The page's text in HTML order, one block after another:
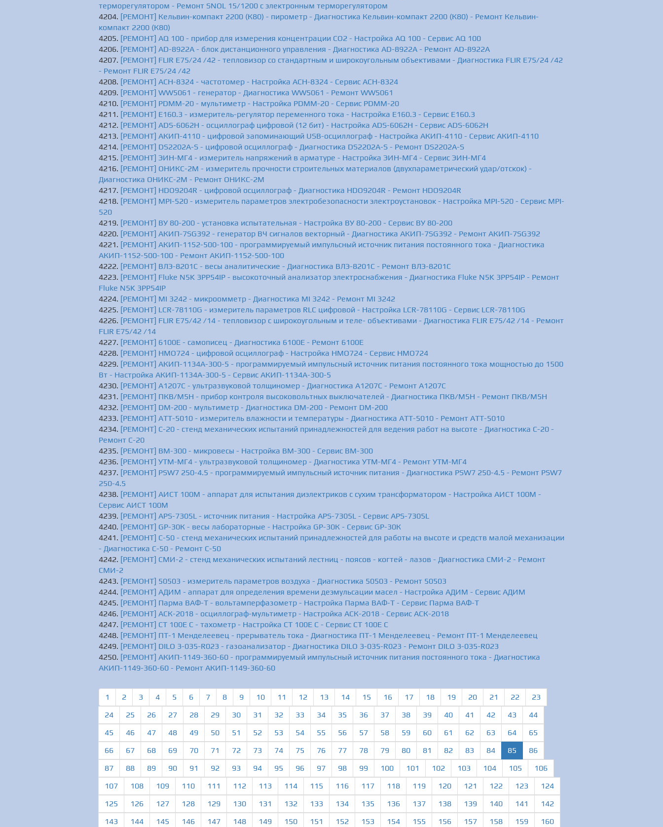
терморегулятором - Ремонт SNOL 15/1200 с электронным терморегулятором
[РЕМОНТ] Кельвин-компакт 2200 (К80) - пирометр - Диагностика Кельвин-компакт 2200 (К80) - Ремонт Кельвин-
компакт 2200 (К80)
[РЕМОНТ] AQ 100 - прибор для измерения концентрации СО2 - Настройка AQ 100 - Сервис AQ 100
[РЕМОНТ] AD-8922A - блок дистанционного управления - Диагностика AD-8922A - Ремонт AD-8922A
[РЕМОНТ] FLIR E75/24 /42 - тепловизор со стандартным и широкоугольным объективами - Диагностика FLIR E75/24 /42
- Ремонт FLIR E75/24 /42
[РЕМОНТ] АСН-8324 - частотомер - Настройка АСН-8324 - Сервис АСН-8324
[РЕМОНТ] WW5061 - генератор - Диагностика WW5061 - Ремонт WW5061
[РЕМОНТ] PDMM-20 - мультиметр - Настройка PDMM-20 - Сервис PDMM-20
[РЕМОНТ] Е160.3 - измеритель-регулятор переменного тока - Настройка Е160.3 - Сервис Е160.3
[РЕМОНТ] ADS-6062H - осциллограф цифровой (12 бит) - Настройка ADS-6062H - Сервис ADS-6062H
[РЕМОНТ] АКИП-4110 - цифровой запоминающий USB-осциллограф - Настройка АКИП-4110 - Сервис АКИП-4110
[РЕМОНТ] DS2202A-S - цифровой осциллограф - Диагностика DS2202A-S - Ремонт DS2202A-S
[РЕМОНТ] ЭИН-МГ4 - измеритель напряжений в арматуре - Настройка ЭИН-МГ4 - Сервис ЭИН-МГ4
[РЕМОНТ] ОНИКС-2М - измеритель прочности строительных материалов (двухпараметрический удар/отскок) -
Диагностика ОНИКС-2М - Ремонт ОНИКС-2М
[РЕМОНТ] HDO9204R - цифровой осциллограф - Диагностика HDO9204R - Ремонт HDO9204R
[РЕМОНТ] MPI-520 - измеритель параметров электробезопасности электроустановок - Настройка MPI-520 - Сервис MPI-
520
[РЕМОНТ] ВУ 80-200 - установка испытательная - Настройка ВУ 80-200 - Сервис ВУ 80-200
[РЕМОНТ] АКИП-7SG392 - генератор ВЧ сигналов векторный - Диагностика АКИП-7SG392 - Ремонт АКИП-7SG392
[РЕМОНТ] АКИП-1152-500-100 - программируемый импульсный источник питания постоянного тока - Диагностика
АКИП-1152-500-100 - Ремонт АКИП-1152-500-100
[РЕМОНТ] ВЛЭ-8201С - весы аналитические - Диагностика ВЛЭ-8201С - Ремонт ВЛЭ-8201С
[РЕМОНТ] Fluke N5K 3PP54IP - высокоточный анализатор электроснабжения - Диагностика Fluke N5K 3PP54IP - Ремонт
Fluke N5K 3PP54IP
[РЕМОНТ] MI 3242 - микроомметр - Диагностика MI 3242 - Ремонт MI 3242
[РЕМОНТ] LCR-78110G - измеритель параметров RLC цифровой - Настройка LCR-78110G - Сервис LCR-78110G
[РЕМОНТ] FLIR E75/42 /14 - тепловизор с широкоугольным и теле- объективами - Диагностика FLIR E75/42 /14 - Ремонт
FLIR E75/42 /14
[РЕМОНТ] 6100E - самописец - Диагностика 6100E - Ремонт 6100E
[РЕМОНТ] HMO724 - цифровой осциллограф - Настройка HMO724 - Сервис HMO724
[РЕМОНТ] АКИП-1134А-300-5 - программируемый импульсный источник питания постоянного тока мощностью до 1500
Вт - Настройка АКИП-1134А-300-5 - Сервис АКИП-1134А-300-5
[РЕМОНТ] А1207С - ультразвуковой толщиномер - Диагностика А1207С - Ремонт А1207С
[РЕМОНТ] ПКВ/М5Н - прибор контроля высоковольтных выключателей - Диагностика ПКВ/М5Н - Ремонт ПКВ/М5Н
[РЕМОНТ] DM-200 - мультиметр - Диагностика DM-200 - Ремонт DM-200
[РЕМОНТ] АТТ-5010 - измеритель влажности и температуры - Диагностика АТТ-5010 - Ремонт АТТ-5010
[РЕМОНТ] С-20 - стенд механических испытаний принадлежностей для ведения работ на высоте - Диагностика С-20 -
Ремонт С-20
[РЕМОНТ] BM-300 - микровесы - Настройка BM-300 - Сервис BM-300
[РЕМОНТ] УТМ-МГ4 - ультразвуковой толщиномер - Диагностика УТМ-МГ4 - Ремонт УТМ-МГ4
[РЕМОНТ] PSW7 250-4.5 - программируемый импульсный источник питания - Диагностика PSW7 250-4.5 - Ремонт PSW7
250-4.5
[РЕМОНТ] АИСТ 100М - аппарат для испытания диэлектриков с сухим трансформатором - Настройка АИСТ 100М -
Сервис АИСТ 100М
[РЕМОНТ] APS-7305L - источник питания - Настройка APS-7305L - Сервис APS-7305L
[РЕМОНТ] GP-30К - весы лабораторные - Настройка GP-30К - Сервис GP-30К
[РЕМОНТ] С-50 - стенд механических испытаний принадлежностей для работы на высоте и средств малой механизации
- Диагностика С-50 - Ремонт С-50
[РЕМОНТ] СМИ-2 - cтенд механических испытаний лестниц - поясов - когтей - лазов - Диагностика СМИ-2 - Ремонт
СМИ-2
[РЕМОНТ] 50503 - измеритель параметров воздуха - Диагностика 50503 - Ремонт 50503
[РЕМОНТ] АДИМ - аппарат для определения времени деэмульсации масел - Настройка АДИМ - Сервис АДИМ
[РЕМОНТ] Парма ВАФ-Т - вольтамперфазометр - Настройка Парма ВАФ-Т - Сервис Парма ВАФ-Т
[РЕМОНТ] АСК-2018 - осциллограф-мультиметр - Настройка АСК-2018 - Сервис АСК-2018
[РЕМОНТ] СТ 100Е С - тахометр - Настройка СТ 100Е С - Сервис СТ 100Е С
[РЕМОНТ] ПТ-1 Менделеевец - прерыватель тока - Диагностика ПТ-1 Менделеевец - Ремонт ПТ-1 Менделеевец
[РЕМОНТ] DILO 3-035-R023 - газоанализатор - Диагностика DILO 3-035-R023 - Ремонт DILO 3-035-R023
[РЕМОНТ] АКИП-1149-360-60 - программируемый импульсный источник питания постоянного тока - Диагностика
АКИП-1149-360-60 - Ремонт АКИП-1149-360-60
1 2 3 4 5 6 7 8 9 10 11 12 13 14 15 16 17 18 19 20 21 22
23
24
25 26 27 28 29 30 31 32 33 34 35 36 37 38 39 40 41 42 43
44
45
46 47 48 49 50 51 52 53 54 55 56 57 58 59 60 61 62 63 64
65
66
67 68 69 70 71 72 73 74 75 76 77 78 79 80 81 82 83 84 85 (current)
86
87
88 89 90 91 92 93 94 95 96 97 98 99 100 101 102 103 104 105
106
107
108 109 110 111 112 113 114 115 116 117 118 119 120 121 122 123
124
125
126 127 128 129 130 131 132 133 134 135 136 137 138 139 140 141
142
143
144 145 146 147 148 149 150 151 152 153 154 155 156 157 158 159 160